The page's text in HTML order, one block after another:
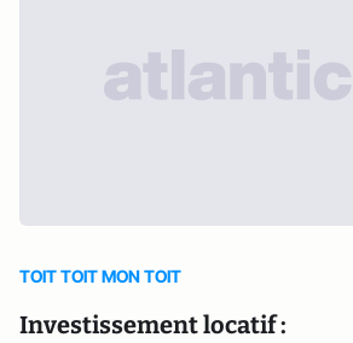
TOIT TOIT MON TOIT
Investissement locatif :